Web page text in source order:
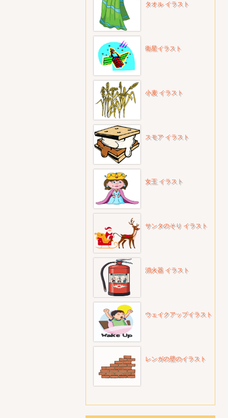
タオル イラスト
衛星イラスト
小麦 イラスト
スモア イラスト
女王 イラスト
サンタのそり イラスト
消火器 イラスト
ウェイクアップイラスト
レンガの壁のイラスト